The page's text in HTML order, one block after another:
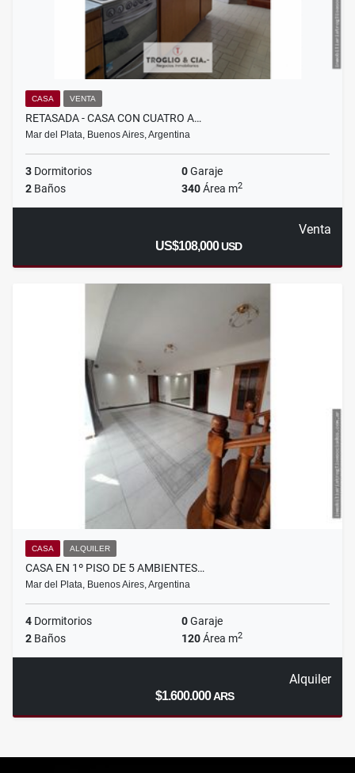
CASA VENTA
RETASADA - CASA CON CUATRO A…
Mar del Plata, Buenos Aires, Argentina
3 Dormitorios 0Garaje
2 Baños 340Área m2
Venta
US$108,000USD
CASA ALQUILER
CASA EN 1º PISO DE 5 AMBIENTES…
Mar del Plata, Buenos Aires, Argentina
4 Dormitorios 0Garaje
2 Baños 120Área m2
Alquiler
$1.600.000ARS